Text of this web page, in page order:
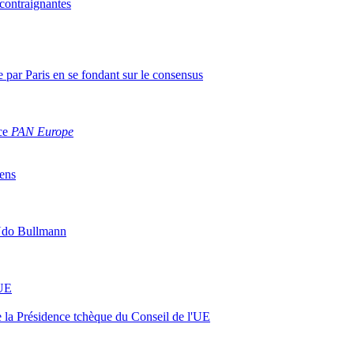
Paris en se fondant sur le consensus
PAN Europe
Bullmann
Présidence tchèque du Conseil de l'UE